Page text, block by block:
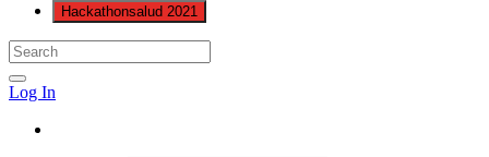
Hackathonsalud 2021
Log In